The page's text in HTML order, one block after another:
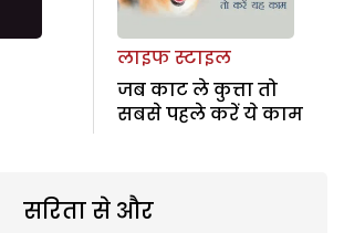
लाइफ स्टाइल
जब काट ले कुत्ता तो
सबसे पहले करें ये काम
सरिता से और